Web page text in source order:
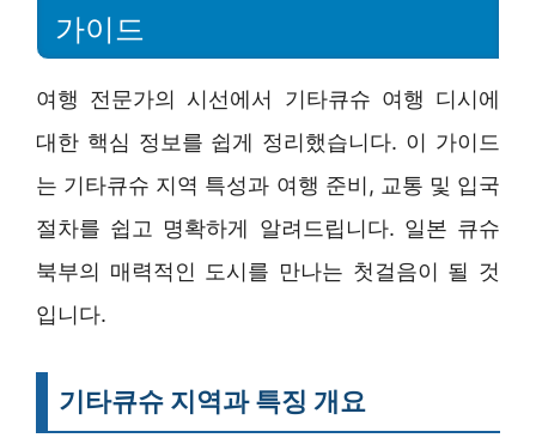
가이드
여행 전문가의 시선에서 기타큐슈 여행 디시에
대한 핵심 정보를 쉽게 정리했습니다. 이 가이드
는 기타큐슈 지역 특성과 여행 준비, 교통 및 입국
절차를 쉽고 명확하게 알려드립니다. 일본 큐슈
북부의 매력적인 도시를 만나는 첫걸음이 될 것
입니다.
기타큐슈 지역과 특징 개요